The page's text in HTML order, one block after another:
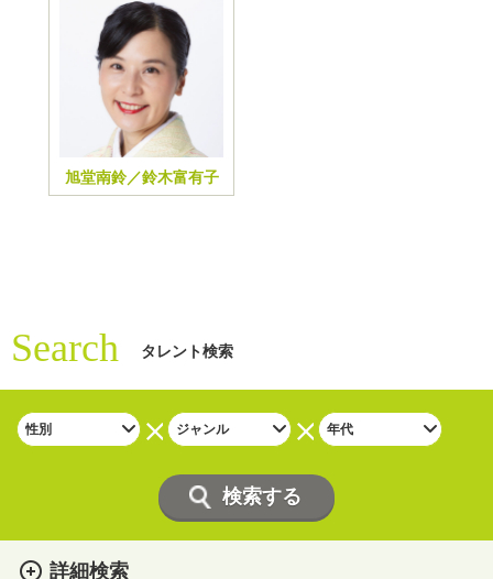
旭堂南鈴／鈴木富有子
Search タレント検索
詳細検索